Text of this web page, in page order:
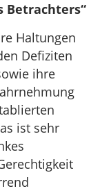
Betrachters“
Haltungen
Defiziten
ihre
ist sehr